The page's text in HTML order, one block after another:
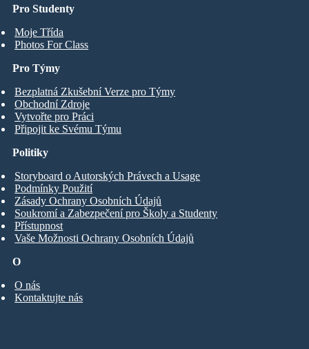
Pro Studenty
Moje Třída
Photos For Class
Pro Týmy
Bezplatná Zkušební Verze pro Týmy
Obchodní Zdroje
Vytvořte pro Práci
Připojit ke Svému Týmu
O
O nás
Kontaktujte nás
Politiky
Storyboard o Autorských Právech a Usage
Podmínky Použití
Zásady Ochrany Osobních Údajů
Soukromí a Zabezpečení pro Školy a Studenty
Přístupnost
Vaše Možnosti Ochrany Osobních Údajů